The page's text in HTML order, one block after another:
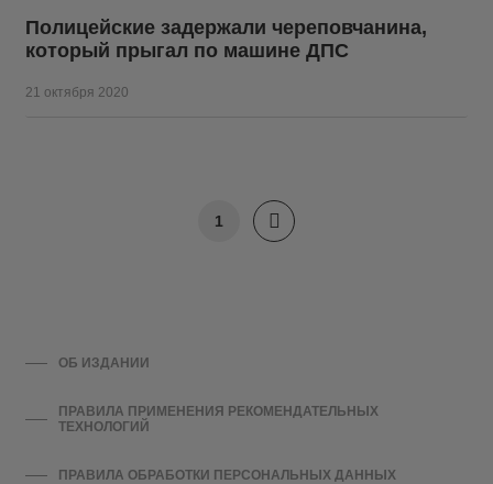
Полицейские задержали череповчанина,
который прыгал по машине ДПС
21 октября 2020
1
ОБ ИЗДАНИИ
ПРАВИЛА ПРИМЕНЕНИЯ РЕКОМЕНДАТЕЛЬНЫХ
ТЕХНОЛОГИЙ
ПРАВИЛА ОБРАБОТКИ ПЕРСОНАЛЬНЫХ ДАННЫХ